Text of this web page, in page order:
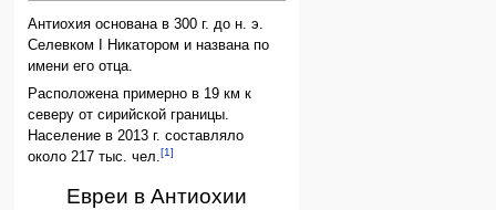
Антиохия основана в 300 г. до н. э.
Селевком I Никатором и названа по
имени его отца.
Расположена примерно в 19 км к
северу от сирийской границы.
Население в 2013 г. составляло
около 217 тыс. чел.[1]
Евреи в Антиохии